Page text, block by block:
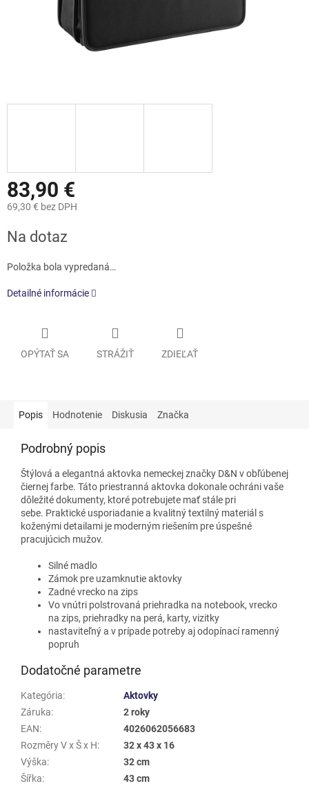
83,90 €
69,30 € bez DPH
cena:
Na dotaz
Položka bola vypredaná…
Detailné informácie
OPÝTAŤ SA STRÁŽIŤ ZDIEĽAŤ
Popis Hodnotenie Diskusia Značka
Podrobný popis
Štýlová a elegantná aktovka nemeckej značky D&N v obľúbenej
čiernej farbe. Táto priestranná aktovka dokonale ochráni vaše
dôležité dokumenty, ktoré potrebujete mať stále pri
sebe. Praktické usporiadanie a kvalitný textilný materiál s
koženými detailami je moderným riešením pre úspešné
pracujúcich mužov.
Silné madlo
Zámok pre uzamknutie aktovky
Zadné vrecko na zips
Vo vnútri polstrovaná priehradka na notebook, vrecko
na zips, priehradky na perá, karty, vizitky
nastaviteľný a v prípade potreby aj odopínací ramenný
popruh
Dodatočné parametre
Kategória:
Aktovky
Záruka:
2 roky
EAN:
4026062056683
Rozměry V x Š x H:
32 x 43 x 16
Výška:
32 cm
Šířka:
43 cm